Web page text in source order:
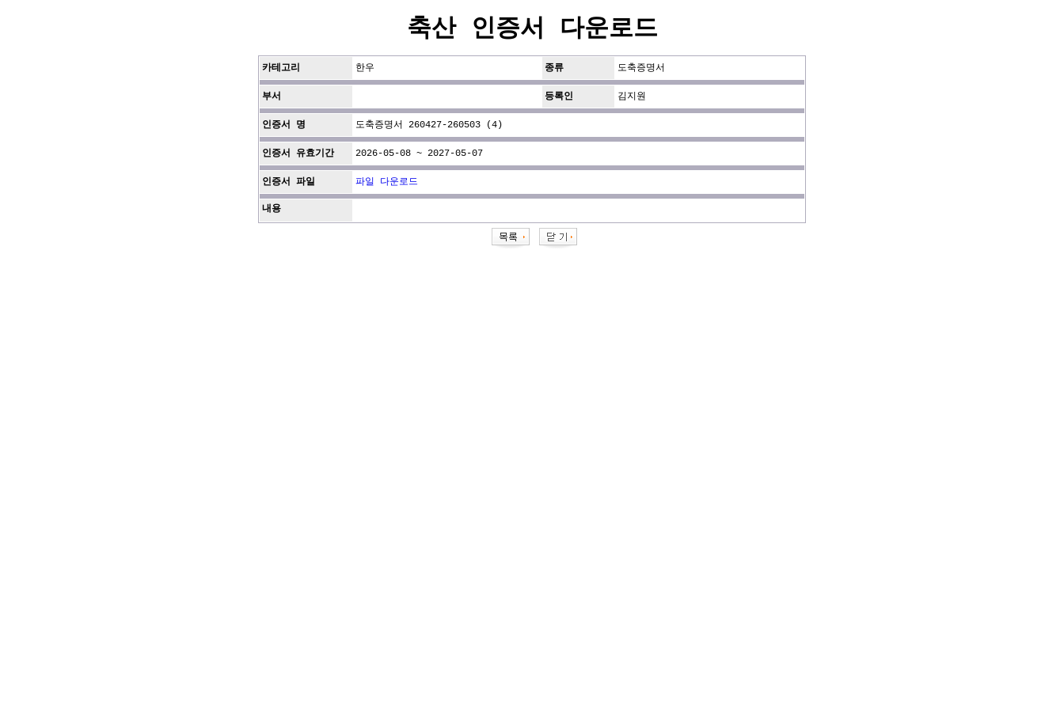
축산 인증서 다운로드
카테고리 한우 종류 도축증명서
부서 등록인 김지원
인증서 명 도축증명서 260427-260503 (4)
인증서 유효기간 2026-05-08 ~ 2027-05-07
인증서 파일 파일 다운로드
내용